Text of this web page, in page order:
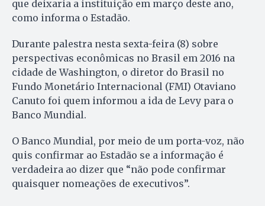
que deixaria a instituição em março deste ano,
como informa o Estadão.
Durante palestra nesta sexta-feira (8) sobre
perspectivas econômicas no Brasil em 2016 na
cidade de Washington, o diretor do Brasil no
Fundo Monetário Internacional (FMI) Otaviano
Canuto foi quem informou a ida de Levy para o
Banco Mundial.
O Banco Mundial, por meio de um porta-voz, não
quis confirmar ao Estadão se a informação é
verdadeira ao dizer que “não pode confirmar
quaisquer nomeações de executivos”.